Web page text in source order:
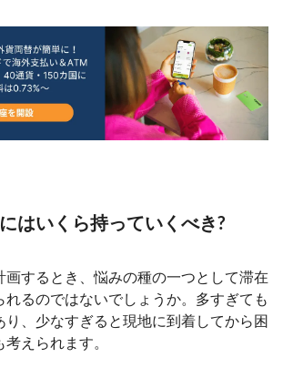
はいくら持っていくべき?
画するとき、悩みの種の一つとして滞在
れるのではないでしょうか。多すぎても
り、少なすぎると現地に到着してから困
えられます。